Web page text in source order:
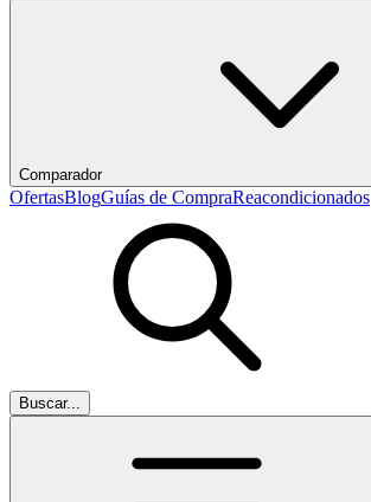
Comparador
OfertasBlogGuías de CompraReacondicionados
Buscar...